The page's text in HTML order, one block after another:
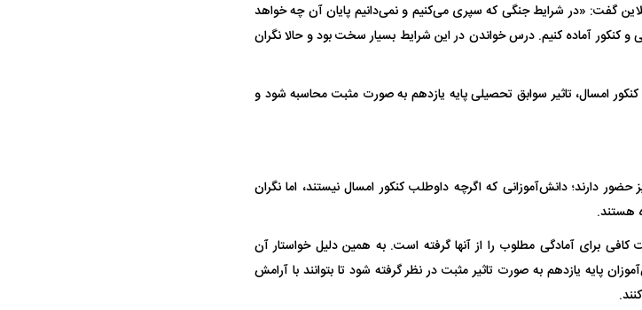
گفت: «در شرایط جنگی که سپری می‌کنیم و نمی‌دانیم پایان آن چه خواهد
و کنکور آماده کنیم. درس خواندن در این شرایط بسیار سخت بود و حالا نگران
امسال، تاثیر سوابق تحصیلی پایه یازدهم به صورت مثبت محاسبه شود و
حضور دارند؛ دانش‌آموزانی که اگرچه داوطلب کنکور امسال نیستند، اما نگران
هستند.
برای آمادگی مطلوب را از آنها گرفته است. به همین دلیل خواستار آن
پایه یازدهم به صورت تاثیر مثبت در نظر گرفته شود تا بتوانند با آرامش